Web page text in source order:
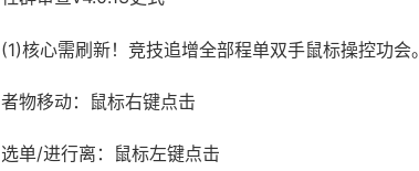
(1)核心需刷新！竞技追增全部程单双手鼠标操控功会。
者物移动：鼠标右键点击
选单/进行离：鼠标左键点击